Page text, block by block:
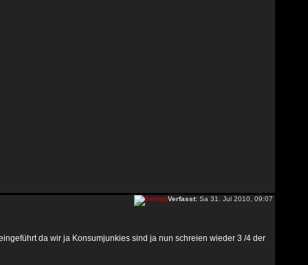
Verfasst: Sa 31. Jul 2010, 09:07
da wir ja Konsumjunkies sind ja nun schreien wieder 3 /4 der